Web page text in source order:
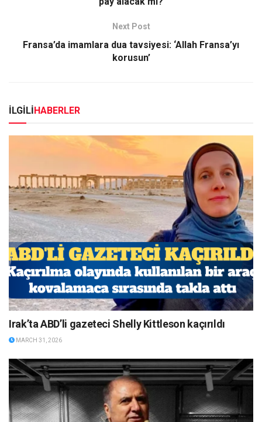
Next Post
Fransa’da imamlara dua tavsiyesi: ‘Allah Fransa’yı
korusun’
İLGİLİHABERLER
Irak’ta ABD’li gazeteci Shelly Kittleson kaçırıldı
MARCH 31, 2026